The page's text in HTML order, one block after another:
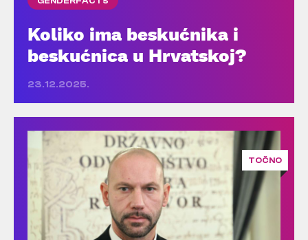
Koliko ima beskućnika i
beskućnica u Hrvatskoj?
23.12.2025.
TOČNO